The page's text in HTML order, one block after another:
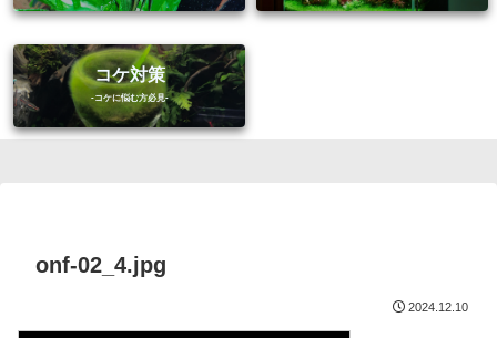
コケ対策
onf-02_4.jpg
2024.12.10